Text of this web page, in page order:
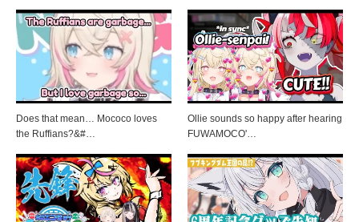
Does that mean… Mococo loves
the Ruffians?&#…
Ollie sounds so happy after hearing
FUWAMOCO'…